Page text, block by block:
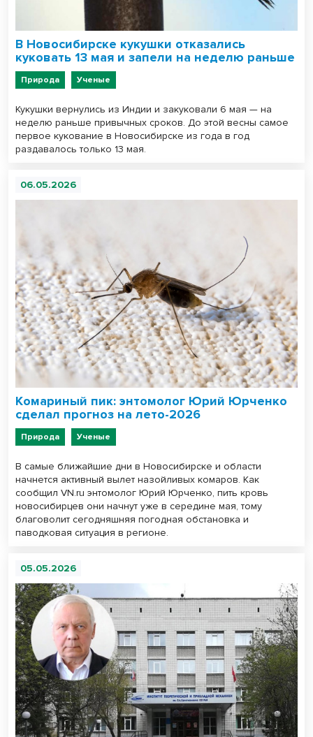
В Новосибирске кукушки отказались
куковать 13 мая и запели на неделю раньше
Природа Ученые
Кукушки вернулись из Индии и закуковали 6 мая — на
неделю раньше привычных сроков. До этой весны самое
первое кукование в Новосибирске из года в год
раздавалось только 13 мая.
06.05.2026
Комариный пик: энтомолог Юрий Юрченко
сделал прогноз на лето-2026
Природа Ученые
В самые ближайшие дни в Новосибирске и области
начнется активный вылет назойливых комаров. Как
сообщил VN.ru энтомолог Юрий Юрченко, пить кровь
новосибирцев они начнут уже в середине мая, тому
благоволит сегодняшняя погодная обстановка и
паводковая ситуация в регионе.
05.05.2026